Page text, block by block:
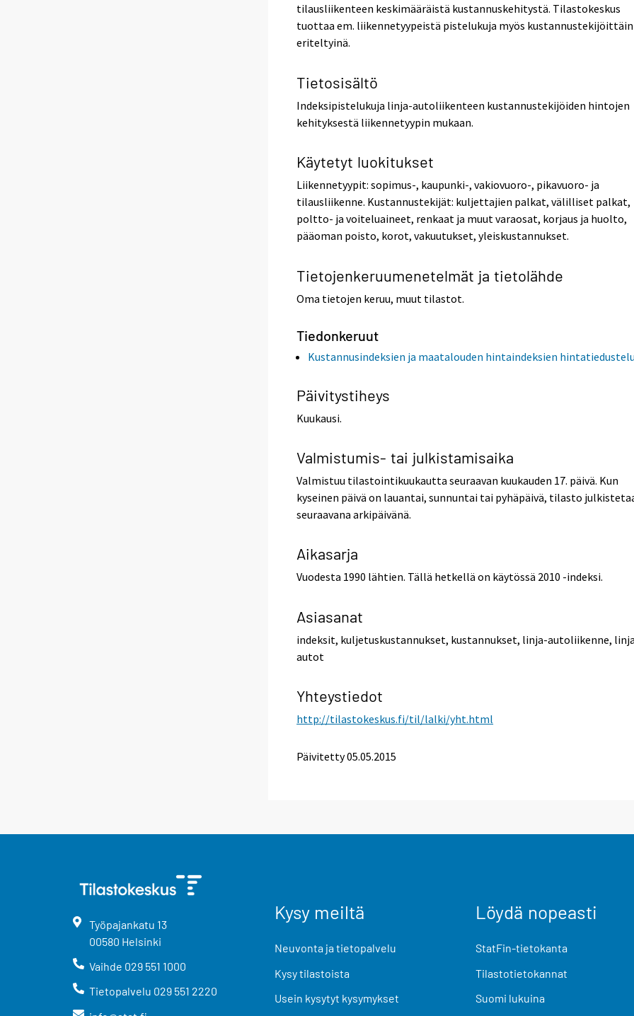
tilausliikenteen keskimääräistä kustannuskehitystä. Tilastokeskus
tuottaa em. liikennetyypeistä pistelukuja myös kustannustekijöittäin
eriteltyinä.
Tietosisältö
Indeksipistelukuja linja-autoliikenteen kustannustekijöiden hintojen
kehityksestä liikennetyypin mukaan.
Käytetyt luokitukset
Liikennetyypit: sopimus-, kaupunki-, vakiovuoro-, pikavuoro- ja
tilausliikenne. Kustannustekijät: kuljettajien palkat, välilliset palkat,
poltto- ja voiteluaineet, renkaat ja muut varaosat, korjaus ja huolto,
pääoman poisto, korot, vakuutukset, yleiskustannukset.
Tietojenkeruumenetelmät ja tietolähde
Oma tietojen keruu, muut tilastot.
Tiedonkeruut
Kustannusindeksien ja maatalouden hintaindeksien
Päivitystiheys
Kuukausi.
Valmistumis- tai julkistamisaika
Valmistuu tilastointikuukautta seuraavan kuukauden 17. päivä. Kun
kyseinen päivä on lauantai, sunnuntai tai pyhäpäivä, tilasto
seuraavana arkipäivänä.
Aikasarja
Vuodesta 1990 lähtien. Tällä hetkellä on käytössä 2010 -indeksi.
Asiasanat
indeksit, kuljetuskustannukset, kustannukset, linja-autoliikenne,
autot
Yhteystiedot
http://tilastokeskus.fi/til/lalki/yht.html
Päivitetty 05.05.2015
Työpajankatu 13
00580 Helsinki
Vaihde 029 551 1000
Tietopalvelu 029 551 2220
Kysy meiltä
Neuvonta ja tietopalvelu
Kysy tilastoista
Usein kysytyt kysymykset
Löydä nopeasti
StatFin-tietokanta
Tilastotietokannat
Suomi lukuina